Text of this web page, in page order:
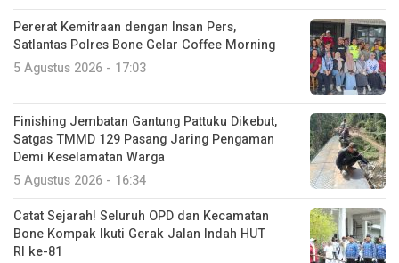
Pererat Kemitraan dengan Insan Pers,
Satlantas Polres Bone Gelar Coffee Morning
5 Agustus 2026 - 17:03
Finishing Jembatan Gantung Pattuku Dikebut,
Satgas TMMD 129 Pasang Jaring Pengaman
Demi Keselamatan Warga
5 Agustus 2026 - 16:34
Catat Sejarah! Seluruh OPD dan Kecamatan
Bone Kompak Ikuti Gerak Jalan Indah HUT
RI ke-81